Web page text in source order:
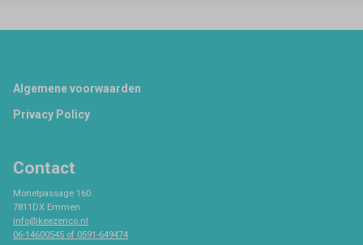
Footer
Algemene voorwaarden
Privacy Policy
Contact
Monetpassage 160
7811DX Emmen
info@keezenco.nl
06-14600545 of 0591-649474